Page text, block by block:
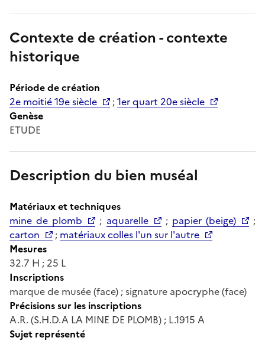
Contexte de création - contexte
historique
Période de création
2e moitié 19e siècle
;1er quart 20e siècle
Genèse
ETUDE
Description du bien muséal
Matériaux et techniques
mine de plomb
; aquarelle ; papier (beige)
;
carton
; matériaux colles l'un sur l'autre
Mesures
32.7 H ; 25 L
Inscriptions
marque de musée (face) ; signature apocryphe (face)
Précisions sur les inscriptions
A.R. (S.H.D.A LA MINE DE PLOMB) ; L.1915 A
Sujet représenté